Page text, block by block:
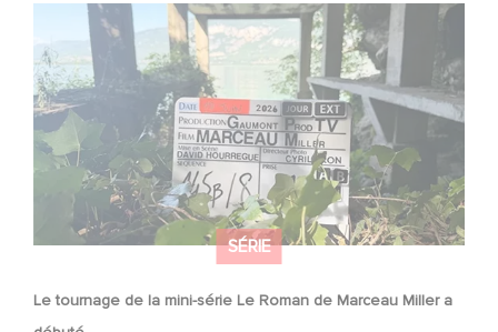
SÉRIE
Le tournage de la mini-série Le Roman de Marceau Miller a
Le tournage de la mini-série Le Roman de Marceau Miller
a débuté